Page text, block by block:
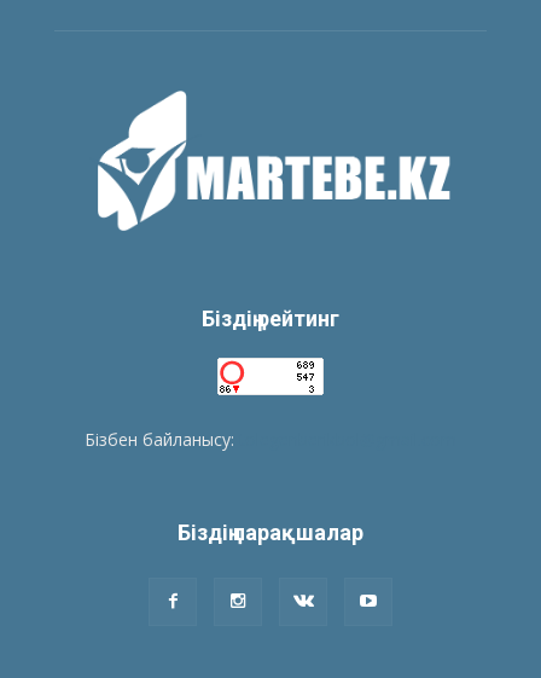
Біздің рейтинг
Бізбен байланысу:
Біздің парақшалар